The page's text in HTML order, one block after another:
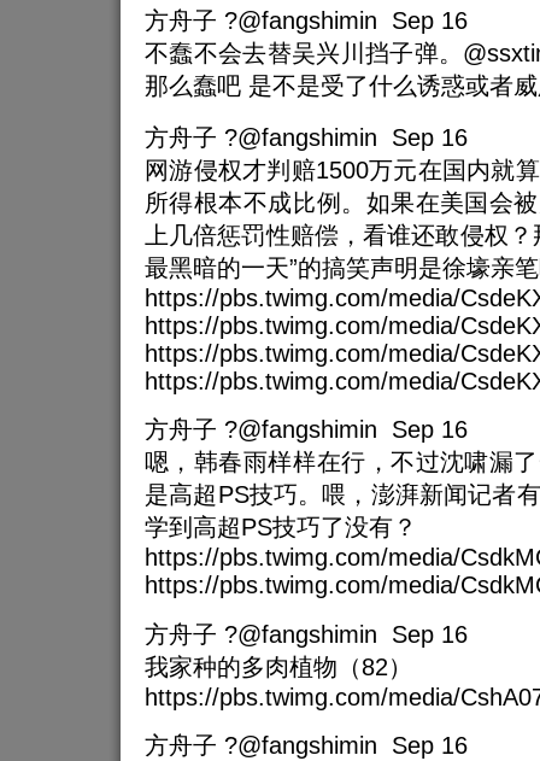
方舟子 ?@fangshimin Sep 16
不蠢不会去替吴兴川挡子弹。
那么蠢吧 是不是受了什么诱惑或者
方舟子 ?@fangshimin Sep 16
网游侵权才判赔1500万元在国内就
所得根本不成比例。如果在美国会
上几倍惩罚性赔偿，看谁还敢侵权
最黑暗的一天”的搞笑声明是徐壕亲
https://pbs.twimg.com/media/
https://pbs.twimg.com/media/
https://pbs.twimg.com/media/
https://pbs.twimg.com/media/
方舟子 ?@fangshimin Sep 16
嗯，韩春雨样样在行，不过沈啸漏
是高超PS技巧。喂，澎湃新闻记者
学到高超PS技巧了没有？
https://pbs.twimg.com/media/
https://pbs.twimg.com/media/
方舟子 ?@fangshimin Sep 16
我家种的多肉植物（82）
https://pbs.twimg.com/media/
方舟子 ?@fangshimin Sep 16